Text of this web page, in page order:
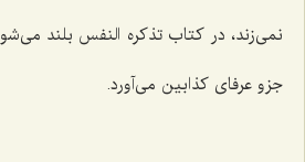
نمی‌زند، در كتاب تذكره النفس بلند می‌شود
جزو عرفای كذابین می‌آورد.